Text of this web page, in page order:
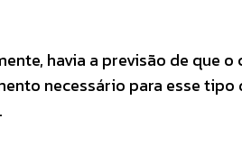
havia a previsão de que
necessário para esse